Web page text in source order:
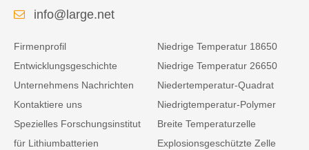
info@large.net
Firmenprofil
Entwicklungsgeschichte
Unternehmens Nachrichten
Kontaktiere uns
Spezielles Forschungsinstitut
für Lithiumbatterien
Niedrige Temperatur 18650
Niedrige Temperatur 26650
Niedertemperatur-Quadrat
Niedrigtemperatur-Polymer
Breite Temperaturzelle
Explosionsgeschützte Zelle